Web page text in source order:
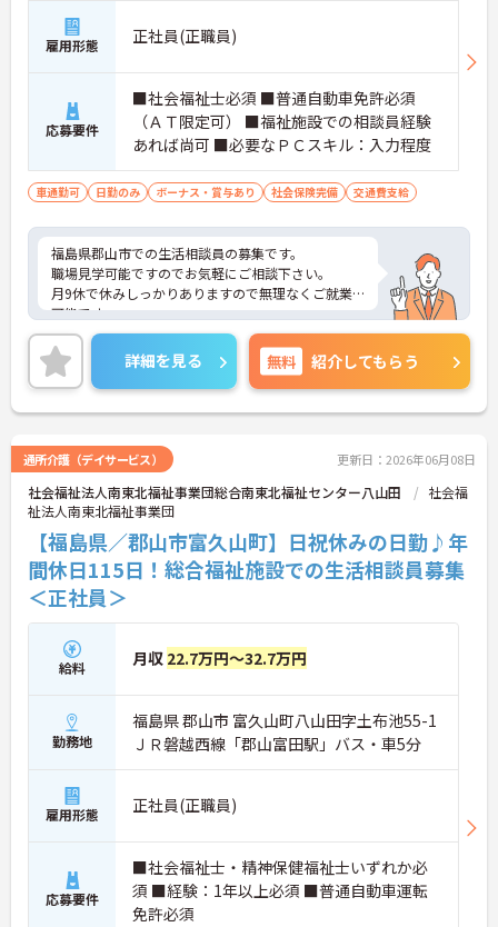
雇用形態 正社員(正職員)
応募要件
■社会福祉士必須 ■普通自動車免許必須
（ＡＴ限定可） ■福祉施設での相談員経験
あれば尚可 ■必要なＰＣスキル：入力程度
車通勤可 日勤のみ ボーナス・賞与あり 社会保険完備 交通費支給
福島県郡山市での生活相談員の募集です。
職場見学可能ですのでお気軽にご相談下さい。
月9休で休みしっかりありますので無理なくご就業
可能です。
ご興味のある方は、面接のポイントお伝えしますの
でお気軽にお問い合わせください。
詳細を見る 無料 紹介してもらう
通所介護（デイサービス） 更新日：2026年06月08日
社会福祉法人南東北福祉事業団総合南東北福祉センター八山田
社会福
祉法人南東北福祉事業団
【福島県／郡山市富久山町】日祝休みの日勤♪年
間休日115日！総合福祉施設での生活相談員募集
＜正社員＞
給料 月収 22.7万円～32.7万円
勤務地
福島県 郡山市 富久山町八山田字土布池55-1
ＪＲ磐越西線「郡山富田駅」バス・車5分
雇用形態 正社員(正職員)
応募要件
■社会福祉士・精神保健福祉士いずれか必
須 ■経験：1年以上必須 ■普通自動車運転
免許必須